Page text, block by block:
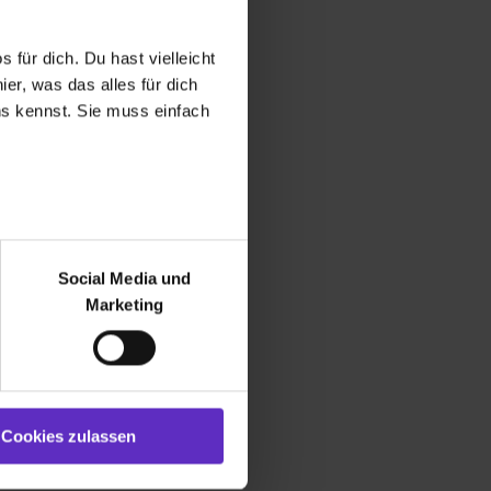
für dich. Du hast vielleicht
was das alles für dich
kennst. Sie muss einfach
bei Benutzung der
zu analysieren
soziale Medien, Werbung
Marketing“). Unsere
bereitgestellt hast oder die
auch damit
und hierfür
Social Media und
Marketing
Cookies zulassen